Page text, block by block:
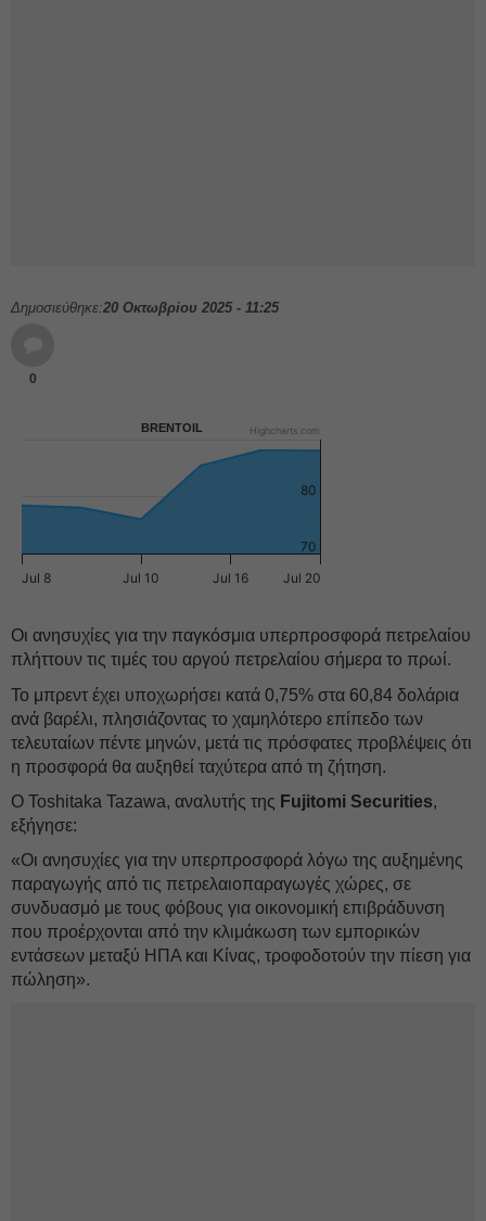
Δημοσιεύθηκε:20 Οκτωβρίου 2025 - 11:25
0
BRENTOIL
Jul 8 Jul 10 Jul 16 Jul 20
70
80
Highcharts.com
Οι ανησυχίες για την παγκόσμια υπερπροσφορά πετρελαίου
πλήττουν τις τιμές του αργού πετρελαίου σήμερα το πρωί.
Το μπρεντ έχει υποχωρήσει κατά 0,75% στα 60,84 δολάρια
ανά βαρέλι, πλησιάζοντας το χαμηλότερο επίπεδο των
τελευταίων πέντε μηνών, μετά τις πρόσφατες προβλέψεις ότι
η προσφορά θα αυξηθεί ταχύτερα από τη ζήτηση.
Ο Toshitaka Tazawa, αναλυτής της Fujitomi Securities,
εξήγησε:
«Οι ανησυχίες για την υπερπροσφορά λόγω της αυξημένης
παραγωγής από τις πετρελαιοπαραγωγές χώρες, σε
συνδυασμό με τους φόβους για οικονομική επιβράδυνση
που προέρχονται από την κλιμάκωση των εμπορικών
εντάσεων μεταξύ ΗΠΑ και Κίνας, τροφοδοτούν την πίεση για
πώληση».